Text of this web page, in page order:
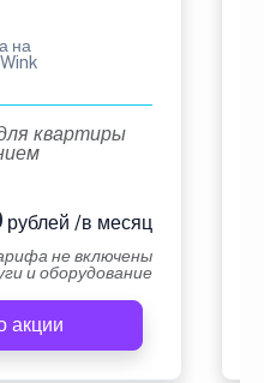
на
квартиры
рублей /в месяц
не включены
и оборудование
акции